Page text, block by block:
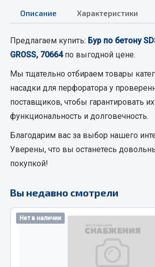
Масла
Охладжающие жидкости
Технические жидкости
Болты
Гайки
Пресс-масленки
Пробки
Пружины
Описание Характеристики
Предлагаем купить: Бур по бетону
GROSS, 70664по выгодной цене.
Мы тщательно отбираем товары
насадки для перфоратора у
поставщиков, чтобы гарантировать
функциональность и долговечность.
Благодарим вас за выбор нашего
Уверены, что вы останетесь
покупкой!
Вы недавно смотрели
Нет в наличии